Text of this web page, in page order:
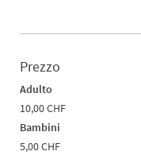
Prezzo
Adulto
10,00 CHF
Bambini
5,00 CHF